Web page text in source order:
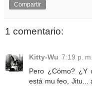
Compartir
1 comentario:
Kitty-Wu 7:19 p. m.
Pero ¿Cómo? ¿Y
está mu feo, Jitu...